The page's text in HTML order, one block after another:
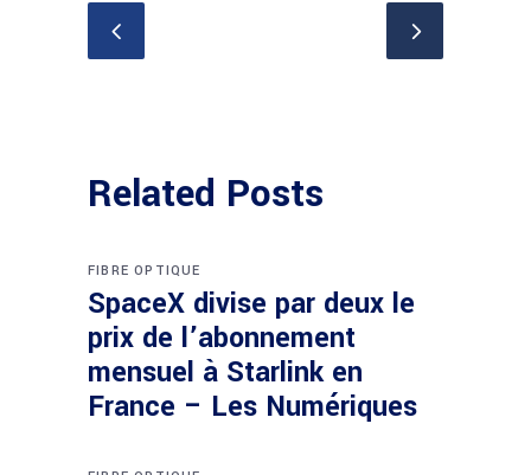
Related Posts
FIBRE OPTIQUE
SpaceX divise par deux le
prix de l’abonnement
mensuel à Starlink en
France – Les Numériques